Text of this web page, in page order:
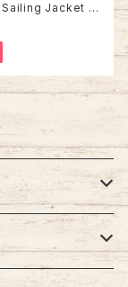
Sailing Jacket L
nautica”ノー
ーリングジャケッ
胸ロゴ 旧タグ アウ
USA 古着